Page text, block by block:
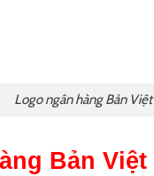
Logo ngân hàng Bản Việt
Bản Việt